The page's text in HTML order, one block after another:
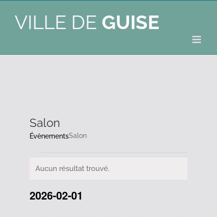
VILLE DE GUISE
Salon
ÉvènementsSalon
Évènements
Notice
Aucun résultat trouvé.
2026-02-01